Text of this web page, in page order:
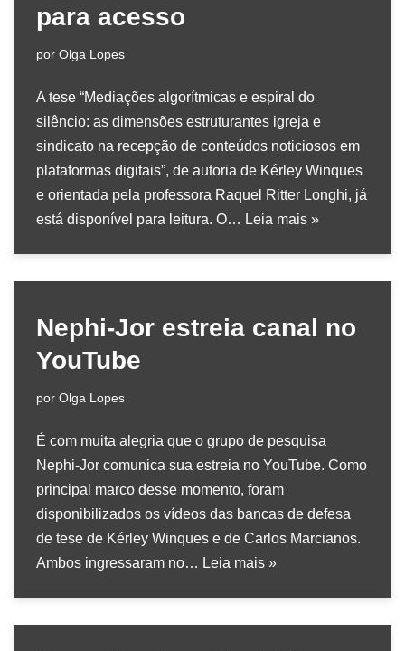
para acesso
por Olga Lopes
A tese “Mediações algorítmicas e espiral do
silêncio: as dimensões estruturantes igreja e
sindicato na recepção de conteúdos noticiosos em
plataformas digitais”, de autoria de Kérley Winques
e orientada pela professora Raquel Ritter Longhi, já
está disponível para leitura. O… Leia mais »
Nephi-Jor estreia canal no
YouTube
por Olga Lopes
É com muita alegria que o grupo de pesquisa
Nephi-Jor comunica sua estreia no YouTube. Como
principal marco desse momento, foram
disponibilizados os vídeos das bancas de defesa
de tese de Kérley Winques e de Carlos Marcianos.
Ambos ingressaram no… Leia mais »